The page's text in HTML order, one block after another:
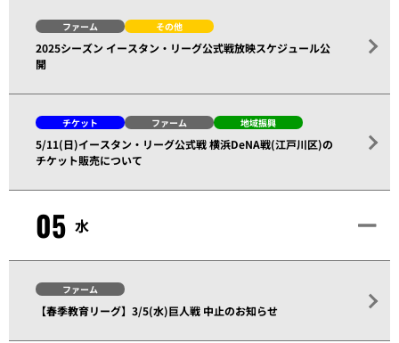
ファーム その他
2025シーズン イースタン・リーグ公式戦放映スケジュール公
開
チケット ファーム 地域振興
5/11(日)イースタン・リーグ公式戦 横浜DeNA戦(江戸川区)の
チケット販売について
05 水
ファーム
【春季教育リーグ】3/5(水)巨人戦 中止のお知らせ